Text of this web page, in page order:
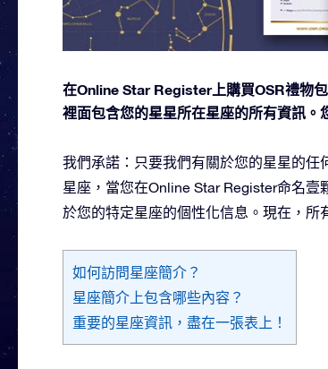
在Online Star Register上購買OSR禮物
裡面包含您的星星所在星座的所有資訊。
我們承諾：只要我們有關於您的星星的
星座，當您在Online Star Register命名
於您的特定星座的個性化信息。現在，所
如何訪問星座簡介？
星座簡介上包含哪些內容？
重要的星座資訊，盡在一張表上！